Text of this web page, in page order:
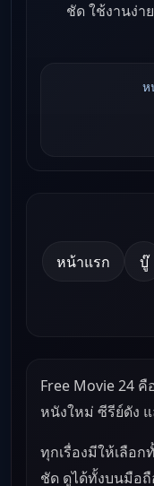
ชัด ใช้งานง่า
ห
หน้าแรก บู๊
Free Movie 24
หนังใหม่ ซีรีย์ดัง
ทุกเรื่องมีให้เลือ
ชัด ดูได้ทั้งบนมือ